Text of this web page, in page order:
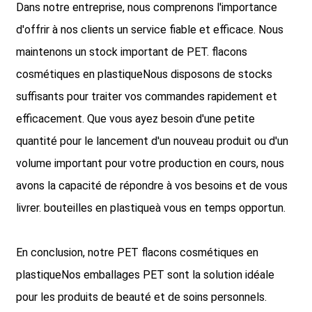
Dans notre entreprise, nous comprenons l'importance
d'offrir à nos clients un service fiable et efficace. Nous
maintenons un stock important de PET. flacons
cosmétiques en plastiqueNous disposons de stocks
suffisants pour traiter vos commandes rapidement et
efficacement. Que vous ayez besoin d'une petite
quantité pour le lancement d'un nouveau produit ou d'un
volume important pour votre production en cours, nous
avons la capacité de répondre à vos besoins et de vous
livrer. bouteilles en plastiqueà vous en temps opportun.
En conclusion, notre PET flacons cosmétiques en
plastiqueNos emballages PET sont la solution idéale
pour les produits de beauté et de soins personnels.